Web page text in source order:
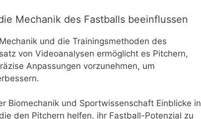
Mechanik des Fastballs beeinflussen
und die Trainingsmethoden des
von Videoanalysen ermöglicht es Pitchern,
Anpassungen vorzunehmen, um
Biomechanik und Sportwissenschaft Einblicke in
den Pitchern helfen, ihr Fastball-Potenzial zu